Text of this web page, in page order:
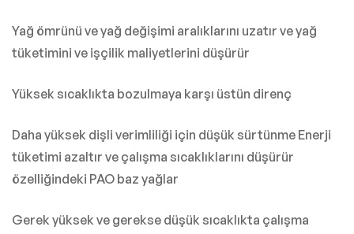
Yağ ömrünü ve yağ değişimi aralıklarını uzatır ve yağ
tüketimini ve işçilik maliyetlerini düşürür
Yüksek sıcaklıkta bozulmaya karşı üstün direnç
Daha yüksek dişli verimliliği için düşük sürtünme Enerji
tüketimi azaltır ve çalışma sıcaklıklarını düşürür
özelliğindeki PAO baz yağlar
Gerek yüksek ve gerekse düşük sıcaklıkta çalışma